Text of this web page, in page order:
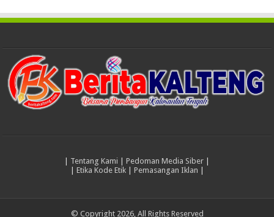
| Tentang Kami | Pedoman Media Siber |
| Etika Kode Etik| Pemasangan Iklan |
© Copyright 2026, All Rights Reserved